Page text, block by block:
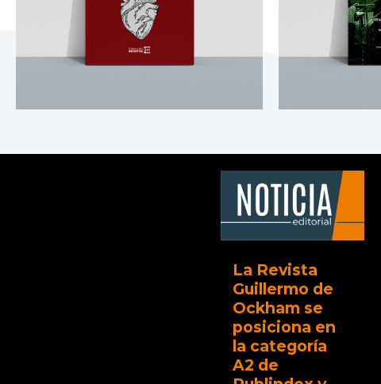
La Revista
Guillermo de
Ockham se
posiciona en
la categoría
A2 de